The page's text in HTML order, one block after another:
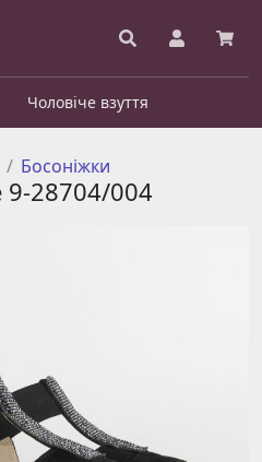
Чоловіче взуття
Босоніжки
9-28704/004